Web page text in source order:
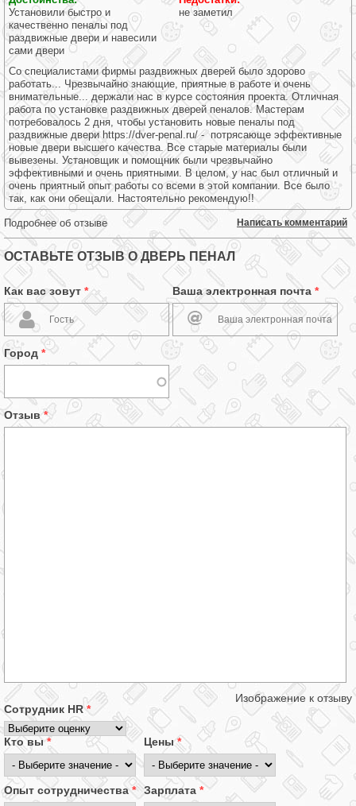
Установили быстро и
качественно пеналы под
раздвижные двери и навесили
сами двери
не заметил
Со специалистами фирмы раздвижных дверей было здорово
работать... Чрезвычайно знающие, приятные в работе и очень
внимательные... держали нас в курсе состояния проекта. Отличная
работа по установке раздвижных дверей пеналов. Мастерам
потребовалось 2 дня, чтобы установить новые пеналы под
раздвижные двери https://dver-penal.ru/ - потрясающе эффективные
новые двери высшего качества. Все старые материалы были
вывезены. Установщик и помощник были чрезвычайно
эффективными и очень приятными. В целом, у нас был отличный и
очень приятный опыт работы со всеми в этой компании. Все было
так, как они обещали. Настоятельно рекомендую!!
Подробнее об отзыве Написать комментарий
ОСТАВЬТЕ ОТЗЫВ О ДВЕРЬ ПЕНАЛ
Как вас зовут * Ваша электронная почта *
Город *
Отзыв *
Изображение к отзыву
Сотрудник HR*
Кто вы* Цены*
Опыт сотрудничества * Зарплата *